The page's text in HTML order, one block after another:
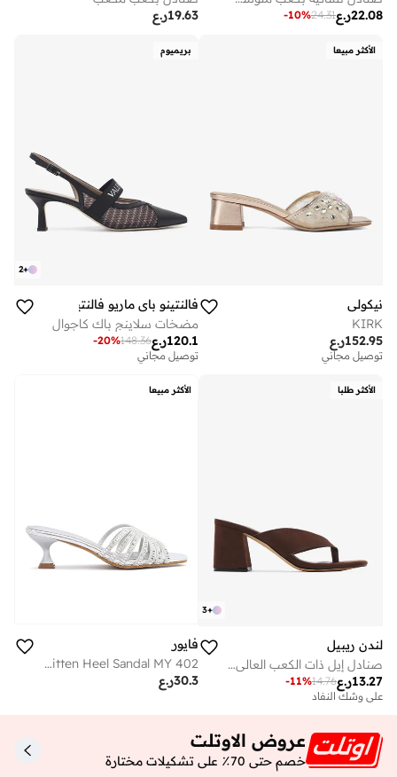
ر.ع22.08
24.31
-10%
ر.ع19.63
الأكثر مبيعا
نيكولي
KIRK
ر.ع152.95
توصيل مجاني
بريميوم
+
2
فالنتينو باي ماريو فالنتينو
مضخات سلاينج باك كاجوال
ر.ع120.1
148.36
-20%
توصيل مجاني
الأكثر طلبا
+
3
لندن ريبيل
صنادل إيل ذات الكعب العالي بحزام واحد
ر.ع13.27
14.76
-11%
على وشك النفاد
الأكثر مبيعا
فايور
Crystal-Embellished Kitten Heel Sandal MY 402
ر.ع30.3
عروض الاوتلت
خصم حتى 70٪ على تشكيلات مختارة